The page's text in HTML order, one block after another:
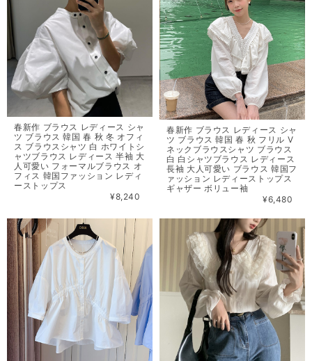
春新作 ブラウス レディース シャ
ツ ブラウス 韓国 春 秋 冬 オフィ
ス ブラウスシャツ 白 ホワイトシ
ャツブラウス レディース 半袖 大
人可愛い フォーマルブラウス オ
フィス 韓国ファッション レディ
ーストップス
¥8,240
春新作 ブラウス レディース シャ
ツ ブラウス 韓国 春 秋 フリル V
ネックブラウスシャツ ブラウス
白 白シャツブラウス レディース
長袖 大人可愛い ブラウス 韓国フ
ァッション レディーストップス
ギャザー ボリュー袖
¥6,480